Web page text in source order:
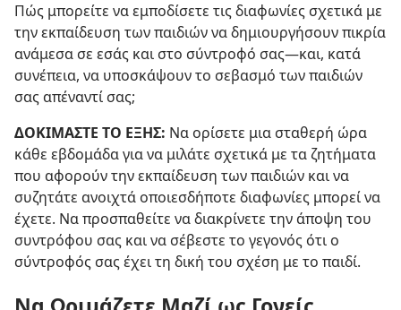
Πώς μπορείτε να εμποδίσετε τις διαφωνίες σχετικά με
την εκπαίδευση των παιδιών να δημιουργήσουν πικρία
ανάμεσα σε εσάς και στο σύντροφό σας​—και, κατά
συνέπεια, να υποσκάψουν το σεβασμό των παιδιών
σας απέναντί σας;
ΔΟΚΙΜΑΣΤΕ ΤΟ ΕΞΗΣ: Να ορίσετε μια σταθερή ώρα
κάθε εβδομάδα για να μιλάτε σχετικά με τα ζητήματα
που αφορούν την εκπαίδευση των παιδιών και να
συζητάτε ανοιχτά οποιεσδήποτε διαφωνίες μπορεί να
έχετε. Να προσπαθείτε να διακρίνετε την άποψη του
συντρόφου σας και να σέβεστε το γεγονός ότι ο
σύντροφός σας έχει τη δική του σχέση με το παιδί.